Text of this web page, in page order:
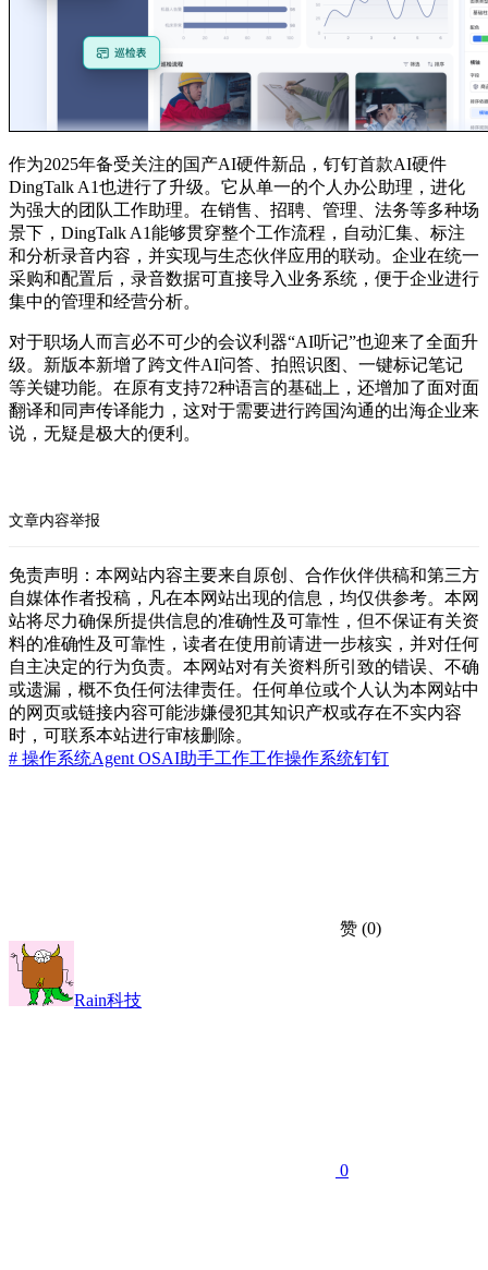
作为2025年备受关注的国产AI硬件新品，钉钉首款AI硬件
DingTalk A1也进行了升级。它从单一的个人办公助理，进化
为强大的团队工作助理。在销售、招聘、管理、法务等多种场
景下，DingTalk A1能够贯穿整个工作流程，自动汇集、标注
和分析录音内容，并实现与生态伙伴应用的联动。企业在统一
采购和配置后，录音数据可直接导入业务系统，便于企业进行
集中的管理和经营分析。
对于职场人而言必不可少的会议利器“AI听记”也迎来了全面升
级。新版本新增了跨文件AI问答、拍照识图、一键标记笔记
等关键功能。在原有支持72种语言的基础上，还增加了面对面
翻译和同声传译能力，这对于需要进行跨国沟通的出海企业来
说，无疑是极大的便利。
文章内容举报
免责声明：本网站内容主要来自原创、合作伙伴供稿和第三方
自媒体作者投稿，凡在本网站出现的信息，均仅供参考。本网
站将尽力确保所提供信息的准确性及可靠性，但不保证有关资
料的准确性及可靠性，读者在使用前请进一步核实，并对任何
自主决定的行为负责。本网站对有关资料所引致的错误、不确
或遗漏，概不负任何法律责任。任何单位或个人认为本网站中
的网页或链接内容可能涉嫌侵犯其知识产权或存在不实内容
时，可联系本站进行审核删除。
# 操作系统Agent OSAI助手工作工作操作系统钉钉
赞 (0)
Rain科技
0